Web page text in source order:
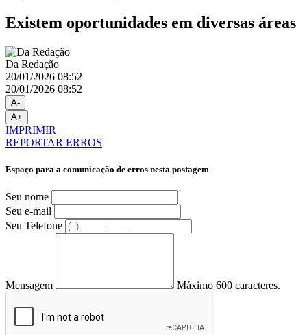
Existem oportunidades em diversas áreas
Da Redação
20/01/2026 08:52
20/01/2026 08:52
A-
A+
IMPRIMIR
REPORTAR ERROS
Espaço para a comunicação de erros nesta postagem
Seu nome
Seu e-mail
Seu Telefone
Mensagem Máximo 600 caracteres.